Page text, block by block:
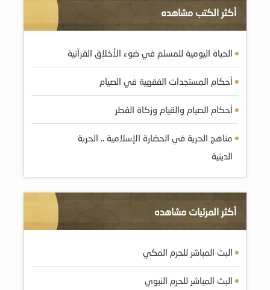
أكثر الكتب مشاهده
الحياة اليومية للمسلم في ضوء الأخلاق القرآنية
أحكام المستجدات الفقهية في الصيام
أحكام الصيام والقيام وزكاة الفطر
مناهج الحرية في الحضارة الإسلامية .. الحرية
الدينية
أكثر المرئيات مشاهده
البث المباشر للحرم المكي
البث المباشر للحرم النبوي